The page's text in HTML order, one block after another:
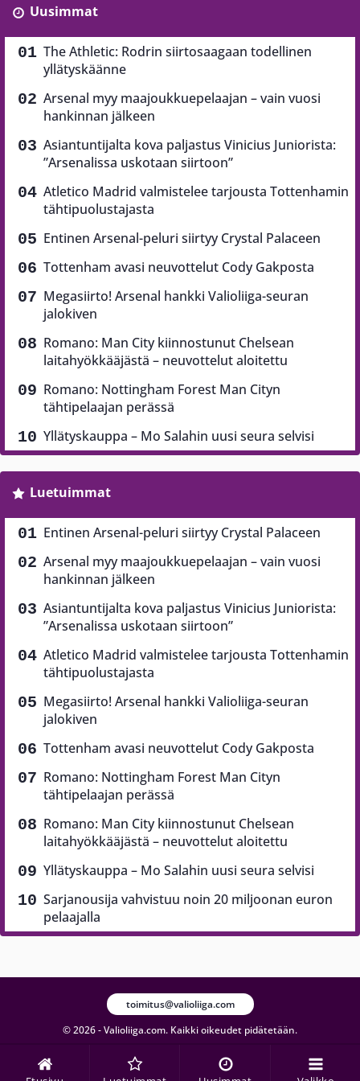
Uusimmat
The Athletic: Rodrin siirtosaagaan todellinen
yllätyskäänne
Arsenal myy maajoukkuepelaajan – vain vuosi
hankinnan jälkeen
Asiantuntijalta kova paljastus Vinicius Juniorista:
”Arsenalissa uskotaan siirtoon”
Atletico Madrid valmistelee tarjousta Tottenhamin
tähtipuolustajasta
Entinen Arsenal-peluri siirtyy Crystal Palaceen
Tottenham avasi neuvottelut Cody Gakposta
Megasiirto! Arsenal hankki Valioliiga-seuran
jalokiven
Romano: Man City kiinnostunut Chelsean
laitahyökkääjästä – neuvottelut aloitettu
Romano: Nottingham Forest Man Cityn
tähtipelaajan perässä
Yllätyskauppa – Mo Salahin uusi seura selvisi
Luetuimmat
Entinen Arsenal-peluri siirtyy Crystal Palaceen
Arsenal myy maajoukkuepelaajan – vain vuosi
hankinnan jälkeen
Asiantuntijalta kova paljastus Vinicius Juniorista:
”Arsenalissa uskotaan siirtoon”
Atletico Madrid valmistelee tarjousta Tottenhamin
tähtipuolustajasta
Megasiirto! Arsenal hankki Valioliiga-seuran
jalokiven
Tottenham avasi neuvottelut Cody Gakposta
Romano: Nottingham Forest Man Cityn
tähtipelaajan perässä
Romano: Man City kiinnostunut Chelsean
laitahyökkääjästä – neuvottelut aloitettu
Yllätyskauppa – Mo Salahin uusi seura selvisi
Sarjanousija vahvistuu noin 20 miljoonan euron
pelaajalla
© 2026 - Valioliiga.com. Kaikki oikeudet pidätetään.
toimitus@valioliiga.com